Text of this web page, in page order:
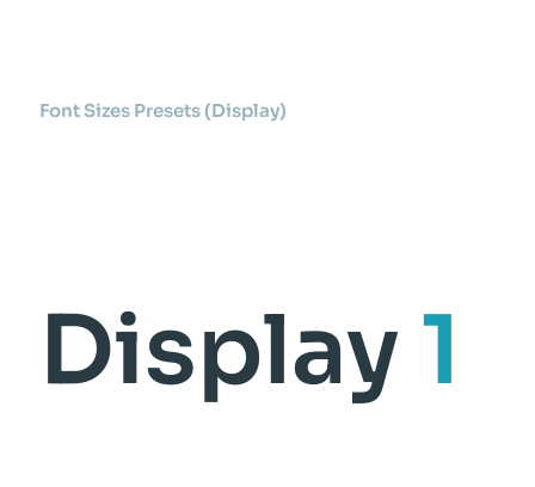
Font Sizes Presets (Display)
Display 1